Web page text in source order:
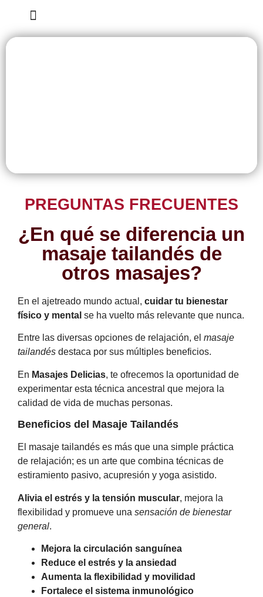
PREGUNTAS FRECUENTES
¿En qué se diferencia un
masaje tailandés de
otros masajes?
En el ajetreado mundo actual, cuidar tu bienestar
físico y mental se ha vuelto más relevante que nunca.
Entre las diversas opciones de relajación, el masaje
tailandés destaca por sus múltiples beneficios.
En Masajes Delicias, te ofrecemos la oportunidad de
experimentar esta técnica ancestral que mejora la
calidad de vida de muchas personas.
Beneficios del Masaje Tailandés
El masaje tailandés es más que una simple práctica
de relajación; es un arte que combina técnicas de
estiramiento pasivo, acupresión y yoga asistido.
Alivia el estrés y la tensión muscular, mejora la
flexibilidad y promueve una sensación de bienestar
general.
Mejora la circulación sanguínea
Reduce el estrés y la ansiedad
Aumenta la flexibilidad y movilidad
Fortalece el sistema inmunológico